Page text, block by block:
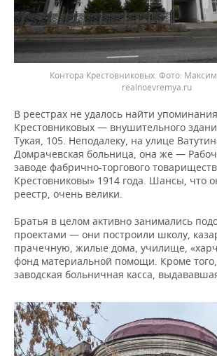
Контора Крестовниковых.
realnoevremya.ru
В реестрах не удалось найти
Крестовниковых — внушительного
Тукая, 105. Неподалеку, на улице
Домрачевская больница, она же —
заводе фабрично-торгового
Крестовниковы» 1914 года. Шансы, что
реестр, очень велики.
Братья в целом активно занимались
проектами — они построили школу,
прачечную, жилые дома, училище,
фонд материальной помощи. Кроме
заводская больничная касса,